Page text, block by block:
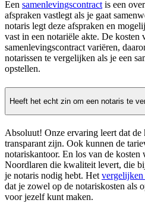
Een samenlevingscontract is een
afspraken vastlegt als je gaat
notaris legt deze afspraken en
vast in een notariële akte. De kosten
samenlevingscontract variëren,
notarissen te vergelijken als je een
opstellen.
Heeft het echt zin om een notaris te
Absoluut! Onze ervaring leert dat
transparant zijn. Ook kunnen de
notariskantoor. En los van de
Noordlaren die kwaliteit levert, die
je notaris nodig hebt. Hetvergelijken
dat je zowel op de notariskosten als
voor jezelf kunt maken.